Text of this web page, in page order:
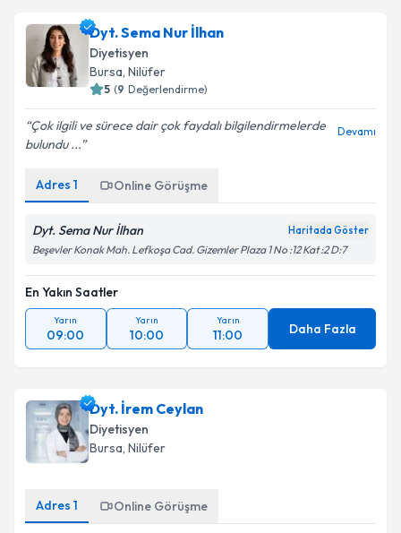
Dyt. Sema Nur İlhan
Diyetisyen
Bursa, Nilüfer
5 (9 Değerlendirme)
Çok ilgili ve sürece dair çok faydalı bilgilendirmelerde
bulundu ...
Devamı
Adres 1 Online Görüşme
Dyt. Sema Nur İlhan Haritada Göster
Beşevler Konak Mah. Lefkoşa Cad. Gizemler Plaza 1 No :12 Kat :2 D:7
En Yakın Saatler
Yarın
09:00
Yarın
10:00
Yarın
11:00 Daha Fazla
Dyt. İrem Ceylan
Diyetisyen
Bursa, Nilüfer
Adres 1 Online Görüşme